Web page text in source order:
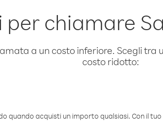
chiamare
a un costo inferiore. Scegli tra
costo ridotto:
quando acquisti un importo qualsiasi. Con il